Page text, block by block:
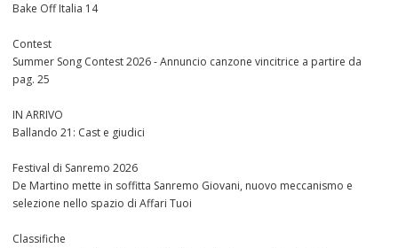
Bake Off Italia 14
Contest
Summer Song Contest 2026 - Annuncio canzone vincitrice a partire da
pag. 25
IN ARRIVO
Ballando 21: Cast e giudici
Festival di Sanremo 2026
De Martino mette in soffitta Sanremo Giovani, nuovo meccanismo e
selezione nello spazio di Affari Tuoi
Classifiche